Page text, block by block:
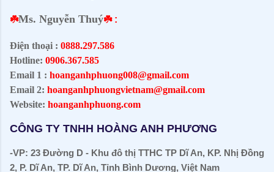
☘️Ms. Nguyễn Thuý☘️ :
Điện thoại : 0888.297.586
Hotline: 0906.367.585
Email 1 : hoanganhphuong008@gmail.com
Email 2: hoanganhphuongvietnam@gmail.com
Website: hoanganhphuong.com
CÔNG TY TNHH HOÀNG ANH PHƯƠNG
-VP: 23 Đường D - Khu đô thị TTHC TP Dĩ An, KP. Nhị Đồng
2, P. Dĩ An, TP. Dĩ An, Tỉnh Bình Dương, Việt Nam